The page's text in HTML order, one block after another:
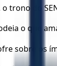
o trono do
o que
sobre os